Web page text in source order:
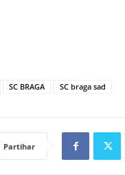
SC BRAGA SC braga sad
Partihar